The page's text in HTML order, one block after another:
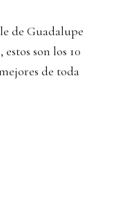
de Guadalupe
son los 10
de toda